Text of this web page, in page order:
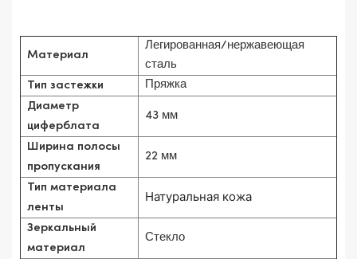
Материал
Легированная/нержавеющая
сталь
Тип застежки Пряжка
Диаметр
циферблата
43 мм
Ширина полосы
пропускания
22 мм
Тип материала
ленты
Натуральная кожа
Зеркальный
материал
Стекло